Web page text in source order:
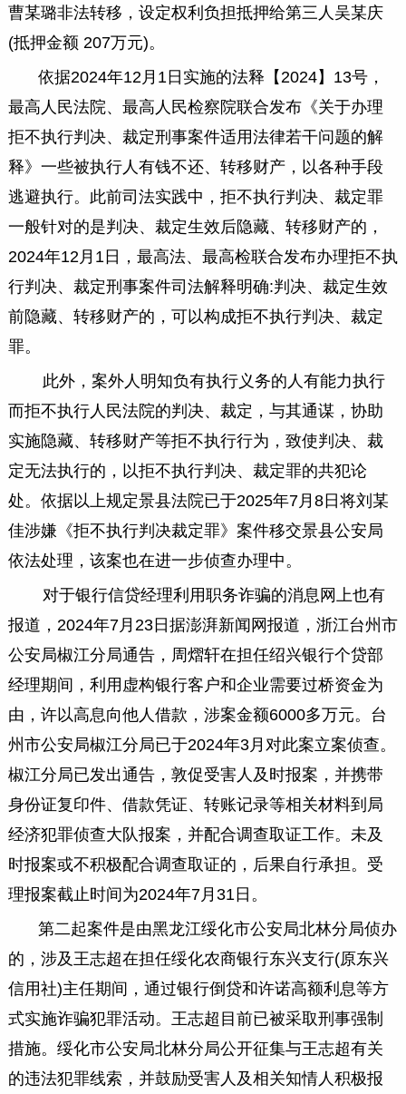
曹某璐非法转移，设定权利负担抵押给第三人吴某庆
(抵押金额 207万元)。
依据2024年12月1日实施的法释【2024】13号，
最高人民法院、最高人民检察院联合发布《关于办理
拒不执行判决、裁定刑事案件适用法律若干问题的解
释》一些被执行人有钱不还、转移财产，以各种手段
逃避执行。此前司法实践中，拒不执行判决、裁定罪
一般针对的是判决、裁定生效后隐藏、转移财产的，
2024年12月1日，最高法、最高检联合发布办理拒不执
行判决、裁定刑事案件司法解释明确:判决、裁定生效
前隐藏、转移财产的，可以构成拒不执行判决、裁定
罪。
此外，案外人明知负有执行义务的人有能力执行
而拒不执行人民法院的判决、裁定，与其通谋，协助
实施隐藏、转移财产等拒不执行行为，致使判决、裁
定无法执行的，以拒不执行判决、裁定罪的共犯论
处。依据以上规定景县法院已于2025年7月8日将刘某
佳涉嫌《拒不执行判决裁定罪》案件移交景县公安局
依法处理，该案也在进一步侦查办理中。
对于银行信贷经理利用职务诈骗的消息网上也有
报道，2024年7月23日据澎湃新闻网报道，浙江台州市
公安局椒江分局通告，周熠轩在担任绍兴银行个贷部
经理期间，利用虚构银行客户和企业需要过桥资金为
由，许以高息向他人借款，涉案金额6000多万元。台
州市公安局椒江分局已于2024年3月对此案立案侦查。
椒江分局已发出通告，敦促受害人及时报案，并携带
身份证复印件、借款凭证、转账记录等相关材料到局
经济犯罪侦查大队报案，并配合调查取证工作。未及
时报案或不积极配合调查取证的，后果自行承担。受
理报案截止时间为2024年7月31日。
第二起案件是由黑龙江绥化市公安局北林分局侦办
的，涉及王志超在担任绥化农商银行东兴支行(原东兴
信用社)主任期间，通过银行倒贷和许诺高额利息等方
式实施诈骗犯罪活动。王志超目前已被采取刑事强制
措施。绥化市公安局北林分局公开征集与王志超有关
的违法犯罪线索，并鼓励受害人及相关知情人积极报